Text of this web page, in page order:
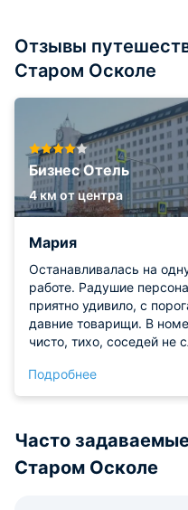
Отзывы
Старом Осколе
Бизнес Отель
4 км от центра
Мария
Останавливалась на
работе. Радушие
приятно удивило, с
давние товарищи. В
чисто, тихо, соседей не
завтрака, поэтому о
сказать ничего не могу.
Подробнее
Часто
Старом Осколе